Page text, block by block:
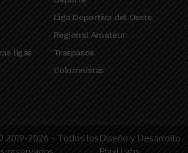
Liga Deportiva del Oeste
Regional Amateur
ligas
Traspasos
Columnistas
2019-2026 - Todos losDiseño y Desarrollo